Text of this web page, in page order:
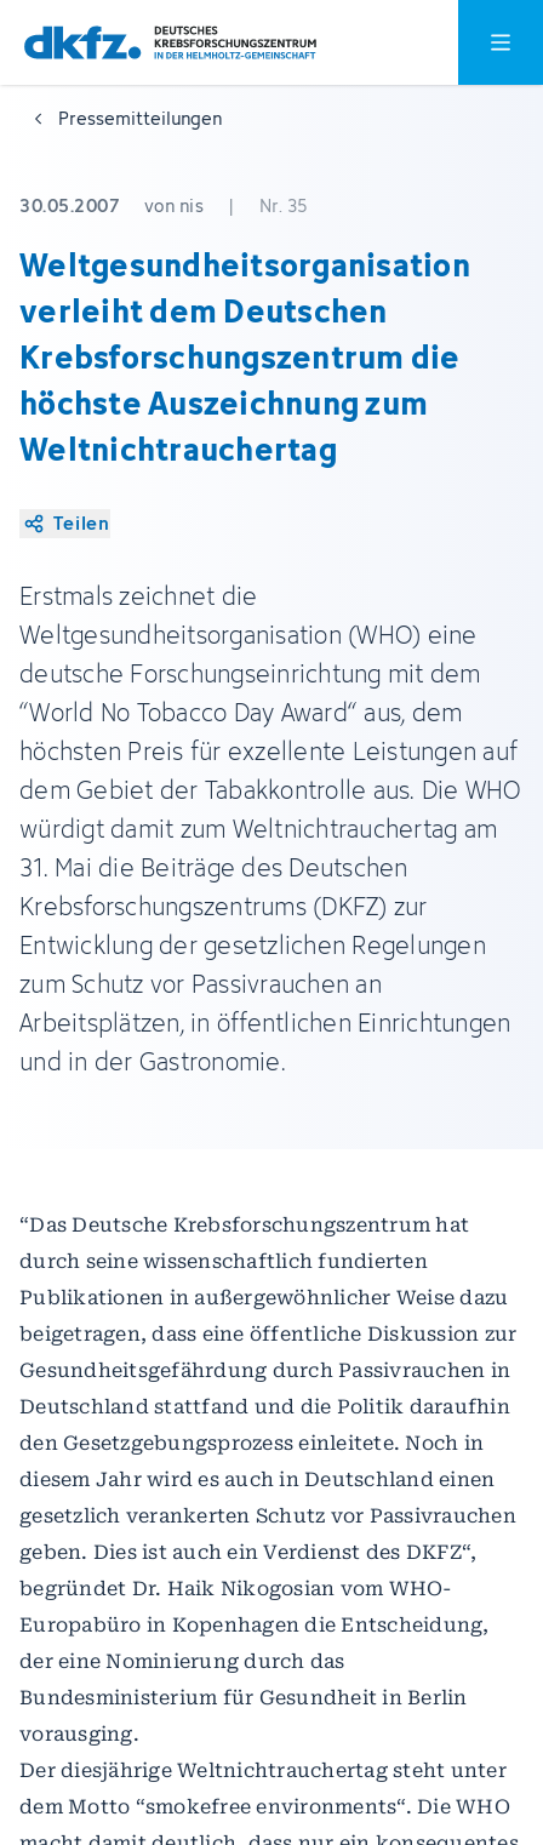
Zum
Hauptinhalt
springen
Zur
Fußzeile
springen
Pressemitteilungen
30.05.2007 von nis | Nr. 35
Weltgesundheitsorganisation
verleiht dem Deutschen
Krebsforschungszentrum die
höchste Auszeichnung zum
Weltnichtrauchertag
Teilen
Erstmals zeichnet die
Weltgesundheitsorganisation (WHO) eine
deutsche Forschungseinrichtung mit dem
“World No Tobacco Day Award“ aus, dem
höchsten Preis für exzellente Leistungen auf
dem Gebiet der Tabakkontrolle aus. Die WHO
würdigt damit zum Weltnichtrauchertag am
31. Mai die Beiträge des Deutschen
Krebsforschungszentrums (DKFZ) zur
Entwicklung der gesetzlichen Regelungen
zum Schutz vor Passivrauchen an
Arbeitsplätzen, in öffentlichen Einrichtungen
und in der Gastronomie.
“Das Deutsche Krebsforschungszentrum hat
durch seine wissenschaftlich fundierten
Publikationen in außergewöhnlicher Weise dazu
beigetragen, dass eine öffentliche Diskussion zur
Gesundheitsgefährdung durch Passivrauchen in
Deutschland stattfand und die Politik daraufhin
den Gesetzgebungsprozess einleitete. Noch in
diesem Jahr wird es auch in Deutschland einen
gesetzlich verankerten Schutz vor Passivrauchen
geben. Dies ist auch ein Verdienst des DKFZ“,
begründet Dr. Haik Nikogosian vom WHO-
Europabüro in Kopenhagen die Entscheidung,
der eine Nominierung durch das
Bundesministerium für Gesundheit in Berlin
vorausging.
Der diesjährige Weltnichtrauchertag steht unter
dem Motto “smokefree environments“. Die WHO